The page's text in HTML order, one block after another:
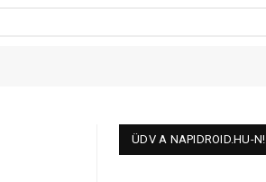
ÜDV A NAPIDROID.HU-N!